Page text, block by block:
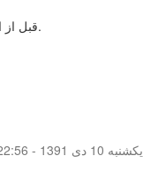
قبل از ارسال سوال ابتدا از نوار بالا جستجو کنید.
یکشنبه 10 دی 1391 - 22:56